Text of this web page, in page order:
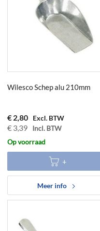
Wilesco Schep alu 210mm
€ 3,39
€ 2,80
Meer info
Op voorraad